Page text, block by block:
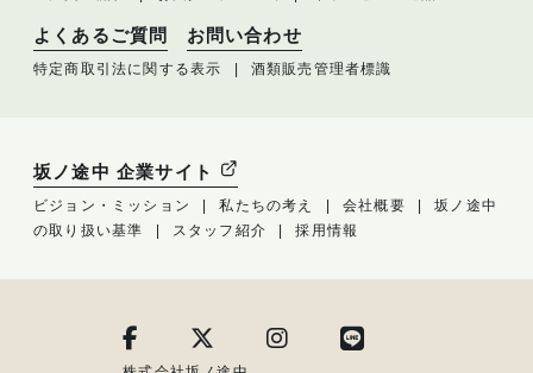
よくあるご質問 お問い合わせ
特定商取引法に関する表示 酒類販売管理者標識
坂ノ途中 企業サイト
ビジョン・ミッション 私たちの考え 会社概要
坂ノ途中
の取り扱い基準
スタッフ紹介 採用情報